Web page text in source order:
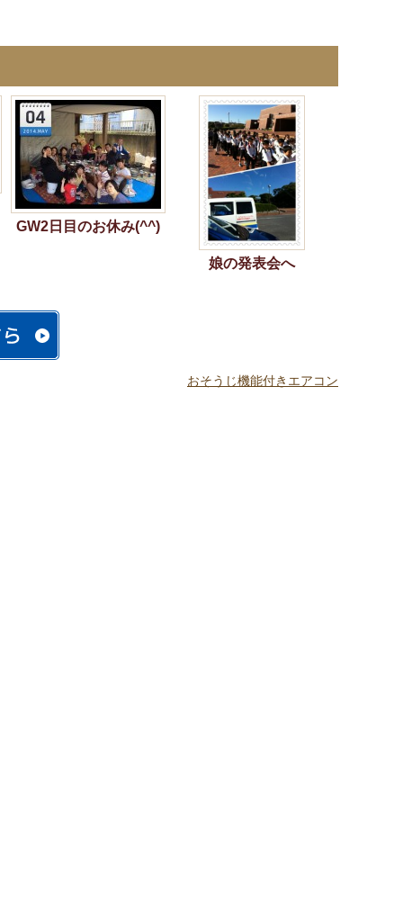
GW2日目のお休み(^^)
娘の発表会へ
おそうじ機能付きエアコン